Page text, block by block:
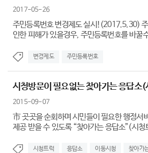
2017-05-26
주민등록번호 변경제도 실시!(2017.5.30)
인한 피해가 있을경우, 주민등록번호를 바꿀
변경제도 주민등록번호
시청방문이 필요없는 찾아가는 응답소
2015-09-07
市 곳곳을 순회하며 시민들이 필요한 행정서
제공 받을 수 있도록 “찾아가는 응답소”(시청
시청트럭 응답소 이동시청 찾아가